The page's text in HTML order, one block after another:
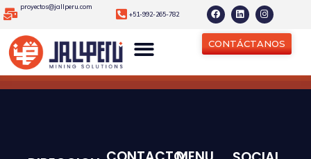
proyectos@jallperu.com
+51-992-265-782
CONTÁCTANOS